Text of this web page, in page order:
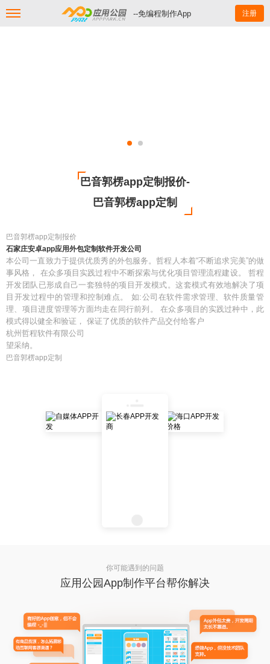
--免编程制作App 注册
巴音郭楞app定制报价-
巴音郭楞app定制
巴音郭楞app定制报价
石家庄安卓app应用外包定制软件开发公司
本公司一直致力于提供优质秀的外包服务。哲程人本着“不断追求完美”的做
事风格， 在众多项目实践过程中不断探索与优化项目管理流程建设。 哲程
开发团队已形成自己一套独特的项目开发模式。这套模式有效地解决了项
目开发过程中的管理和控制难点。 如:公司在软件需求管理、软件质量管
理、项目进度管理等方面均走在同行前列。 在众多项目的实践过种中，此
模式得以健全和验证， 保证了优质的软件产品交付给客户
杭州哲程软件有限公司
望采纳。
巴音郭楞app定制
你可能遇到的问题
应用公园App制作平台帮你解决